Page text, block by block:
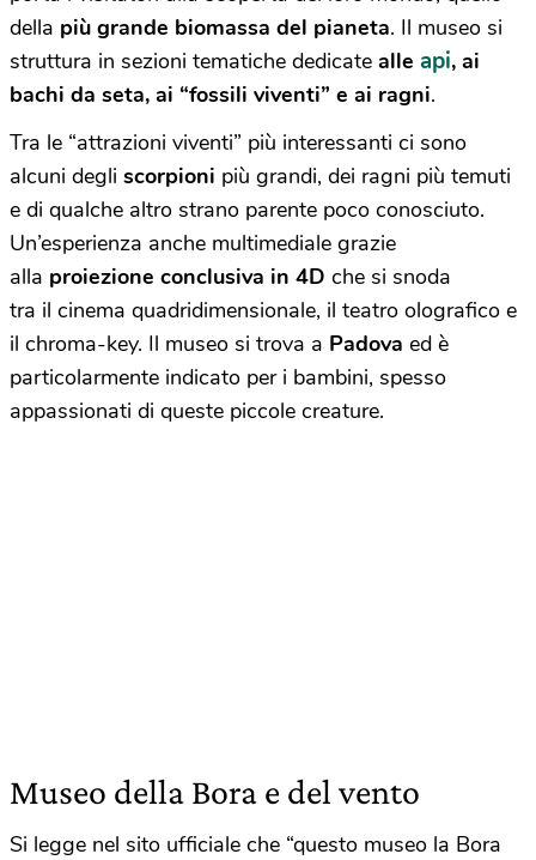
della più grande biomassa del pianeta. Il museo si
struttura in sezioni tematiche dedicate alle api, ai
bachi da seta, ai “fossili viventi” e ai ragni.
Tra le “attrazioni viventi” più interessanti ci sono
alcuni degli scorpioni più grandi, dei ragni più temuti
e di qualche altro strano parente poco conosciuto.
Un’esperienza anche multimediale grazie
alla proiezione conclusiva in 4D che si snoda
tra il cinema quadridimensionale, il teatro olografico e
il chroma-key. Il museo si trova a Padova ed è
particolarmente indicato per i bambini, spesso
appassionati di queste piccole creature.
Museo della Bora e del vento
Si legge nel sito ufficiale che “questo museo la Bora